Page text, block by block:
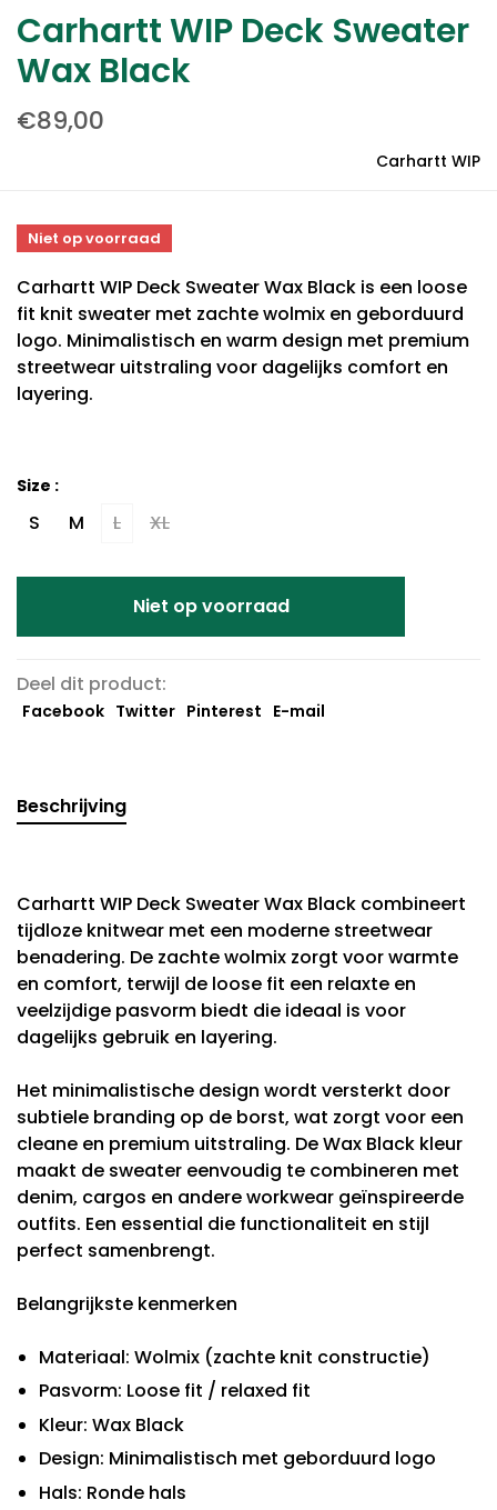
Carhartt WIP Deck Sweater
Wax Black
€89,00
Carhartt WIP
Niet op voorraad
Carhartt WIP Deck Sweater Wax Black is een loose
fit knit sweater met zachte wolmix en geborduurd
logo. Minimalistisch en warm design met premium
streetwear uitstraling voor dagelijks comfort en
layering.
Size :
S M L XL
Niet op voorraad
Deel dit product:
Facebook Twitter Pinterest E-mail
Beschrijving
Carhartt WIP Deck Sweater Wax Black combineert
tijdloze knitwear met een moderne streetwear
benadering. De zachte wolmix zorgt voor warmte
en comfort, terwijl de loose fit een relaxte en
veelzijdige pasvorm biedt die ideaal is voor
dagelijks gebruik en layering.
Het minimalistische design wordt versterkt door
subtiele branding op de borst, wat zorgt voor een
cleane en premium uitstraling. De Wax Black kleur
maakt de sweater eenvoudig te combineren met
denim, cargos en andere workwear geïnspireerde
outfits. Een essential die functionaliteit en stijl
perfect samenbrengt.
Belangrijkste kenmerken
Materiaal: Wolmix (zachte knit constructie)
Pasvorm: Loose fit / relaxed fit
Kleur: Wax Black
Design: Minimalistisch met geborduurd logo
Hals: Ronde hals